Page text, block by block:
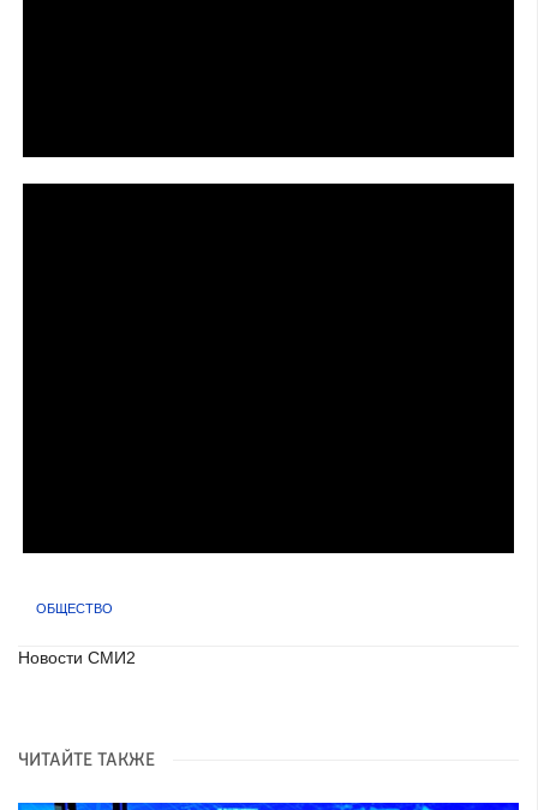
ОБЩЕСТВО
Новости СМИ2
ЧИТАЙТЕ ТАКЖЕ